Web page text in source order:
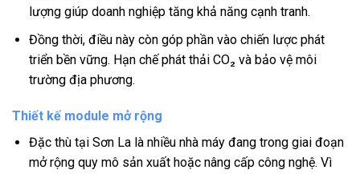
lượng giúp doanh nghiệp tăng khả năng cạnh tranh.
Đồng thời, điều này còn góp phần vào chiến lược phát
triển bền vững. Hạn chế phát thải CO₂ và bảo vệ môi
trường địa phương.
Thiết kế module mở rộng
Đặc thù tại Sơn La là nhiều nhà máy đang trong giai đoạn
mở rộng quy mô sản xuất hoặc nâng cấp công nghệ. Vì